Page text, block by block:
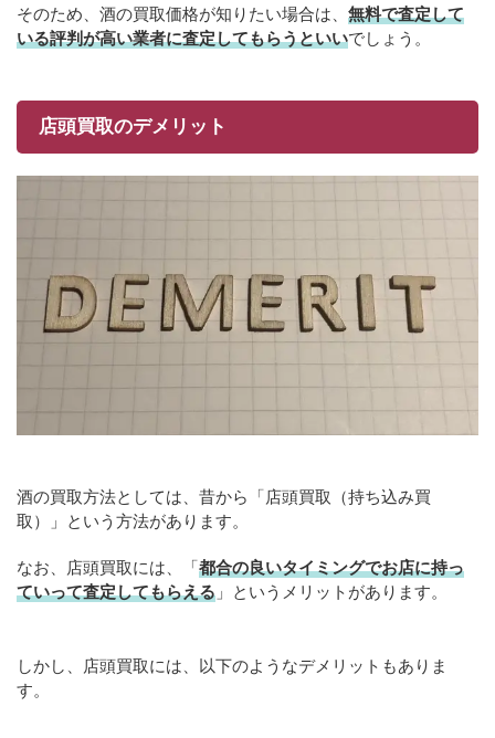
そのため、酒の買取価格が知りたい場合は、 無料で査定して
いる評判が高い業者に査定してもらうといいでしょう。
店頭買取のデメリット
酒の買取方法としては、昔から「店頭買取（持ち込み買
取）」という方法があります。
なお、店頭買取には、「都合の良いタイミングでお店に持っ
ていって査定してもらえる 」というメリットがあります。
しかし、店頭買取には、以下のようなデメリットもありま
す。